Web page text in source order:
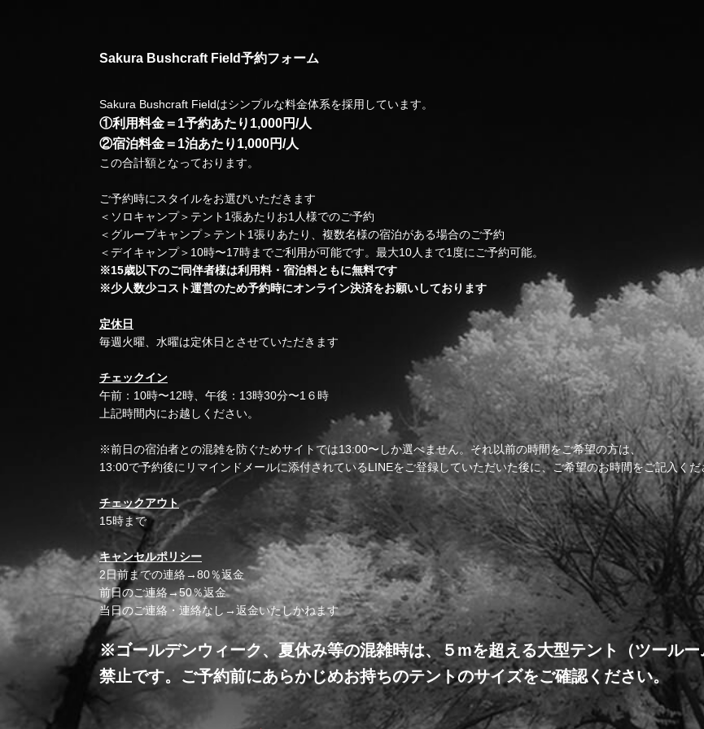
Sakura Bushcraft Field予約フォーム
Sakura Bushcraft Fieldはシンプルな料金体系を採用しています。
①利用料金＝1予約あたり1,000円/人
②宿泊料金＝1泊あたり1,000円/人
この合計額となっております。
ご予約時にスタイルをお選びいただきます
＜ソロキャンプ＞テント1張あたりお1人様でのご予約
＜グループキャンプ＞テント1張りあたり、複数名様の宿泊がある場合のご予約
＜デイキャンプ＞10時〜17時までご利用が可能です。最大10人まで1度にご予約可能。
※15歳以下のご同伴者様は利用料・宿泊料ともに無料です
※少人数少コスト運営のため予約時にオンライン決済をお願いしております
定休日
毎週火曜、水曜は定休日とさせていただきます
チェックイン
午前：10時〜12時、午後：13時30分〜1６時
上記時間内にお越しください。
※前日の宿泊者との混雑を防ぐためサイトでは13:00〜しか選べません。それ以前の時間をご希望の方は、
13:00で予約後にリマインドメールに添付されているLINEをご登録していただいた後に、ご希望のお時間をご記入くだ
チェックアウト
15時まで
キャンセルポリシー
2日前までの連絡→80％返金
前日のご連絡→50％返金
当日のご連絡・連絡なし→返金いたしかねます
※ゴールデンウィーク、夏休み等の混雑時は、５mを超える大型テント（ツール
禁止です。ご予約前にあらかじめお持ちのテントのサイズをご確認ください。